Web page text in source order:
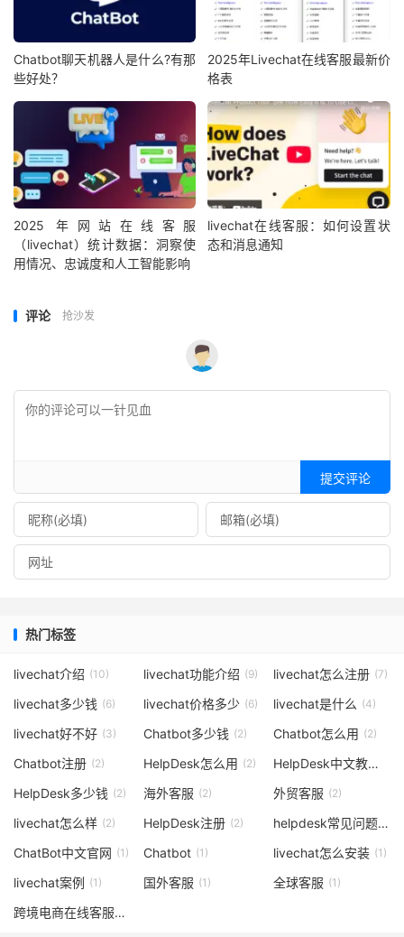
Chatbot聊天机器人是什么?有那
些好处？
2025年Livechat在线客服最新价
格表
2025 年网站在线客服
（livechat）统计数据：洞察使
用情况、忠诚度和人工智能影响
livechat在线客服：如何设置状
态和消息通知
评论 抢沙发
提交评论
热门标签
livechat介绍 (10) livechat功能介绍 (9) livechat怎么注册 (7)
livechat多少钱 (6) livechat价格多少 (6) livechat是什么 (4)
livechat好不好 (3) Chatbot多少钱 (2) Chatbot怎么用 (2)
Chatbot注册 (2) HelpDesk怎么用 (2) HelpDesk中文教程
HelpDesk多少钱 (2) 海外客服 (2) 外贸客服 (2)
livechat怎么样 (2) HelpDesk注册 (2) helpdesk常见问题
(1)
ChatBot中文官网 (1) Chatbot (1) livechat怎么安装 (1)
livechat案例 (1) 国外客服 (1) 全球客服 (1)
跨境电商在线客服
(1)